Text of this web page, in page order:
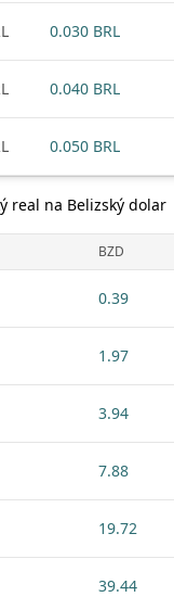
0.030 BRL
0.040 BRL
0.050 BRL
real na Belizský dolar
BZD
0.39
1.97
3.94
7.88
19.72
39.44